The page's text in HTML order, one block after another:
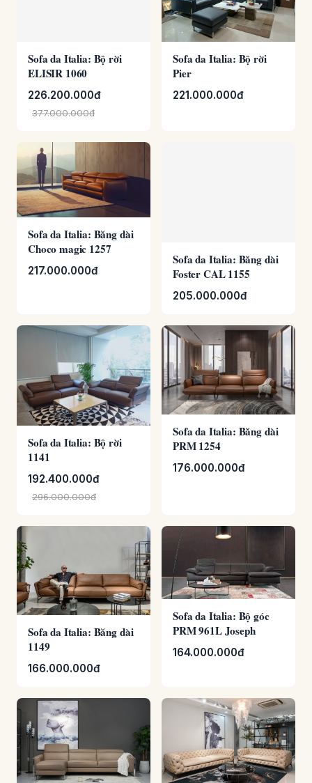
226.200.000đ
377.000.000đ
Pier
Sofa da Italia: Băng dài
Choco magic 1257
217.000.000đ
205.000.000đ
Sofa da Italia: Bộ rời
1141
192.400.000đ
296.000.000đ
Sofa da Italia: Băng dài
PRM 1254
176.000.000đ
Sofa da Italia: Băng dài
1149
166.000.000đ
Sofa da Italia: Bộ góc
PRM 961L Joseph
164.000.000đ
Sofa da Italia: Bộ góc
Pier
Sofa da Italia: Bộ rời
1014 – BELLE